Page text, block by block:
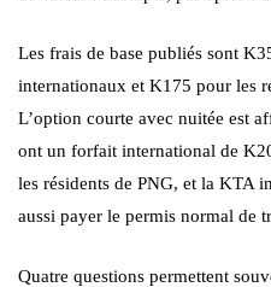
Les frais de base publiés sont
internationaux et K175 pour les
L’option courte avec nuitée est
ont un forfait international de
les résidents de PNG, et la KTA
aussi payer le permis normal de
Quatre questions permettent